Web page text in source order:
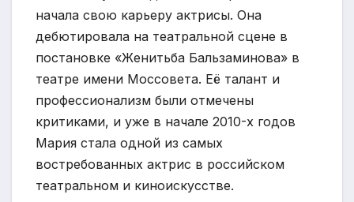
начала свою карьеру актрисы. Она
дебютировала на театральной сцене в
постановке «Женитьба Бальзаминова» в
театре имени Моссовета. Её талант и
профессионализм были отмечены
критиками, и уже в начале 2010-х годов
Мария стала одной из самых
востребованных актрис в российском
театральном и киноискусстве.